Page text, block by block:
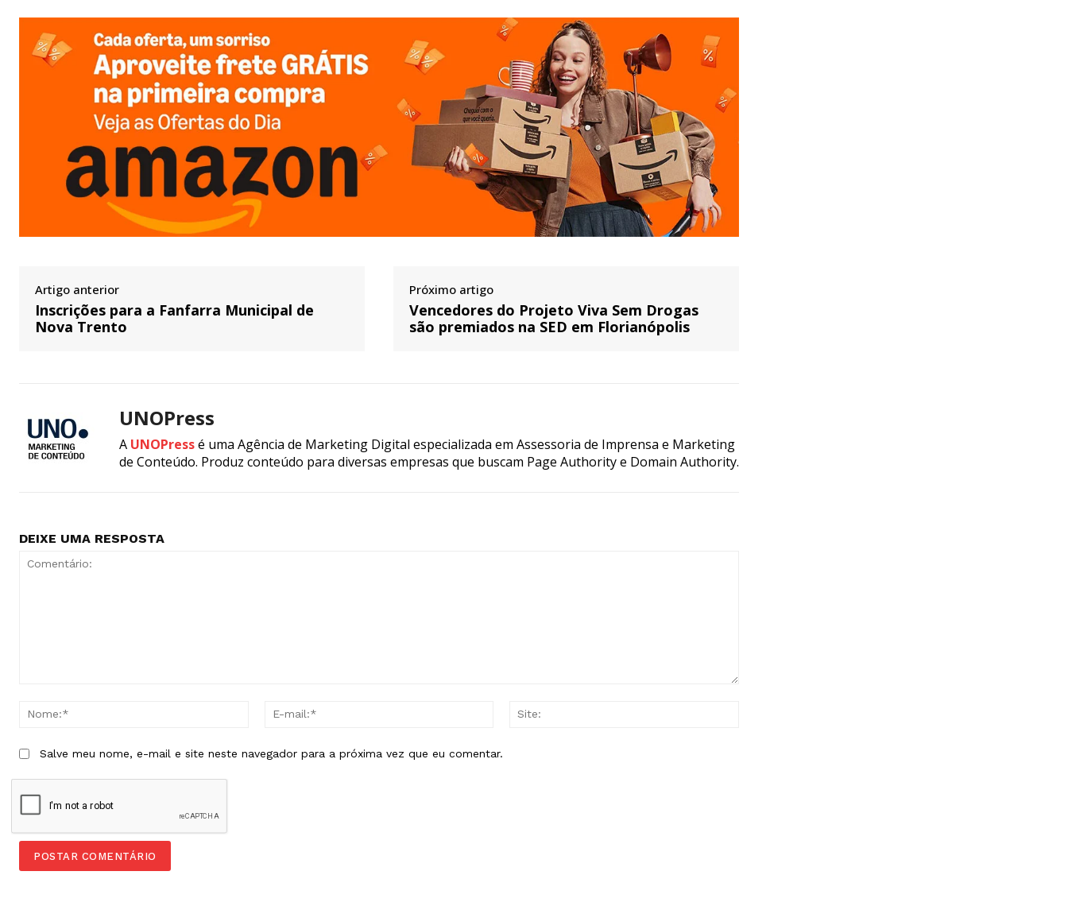
Artigo anterior
Inscrições para a Fanfarra Municipal de
Nova Trento
Próximo artigo
Vencedores do Projeto Viva Sem Drogas
são premiados na SED em Florianópolis
UNOPress
A UNOPressé uma Agência de Marketing Digital especializada em Assessoria de Imprensa e Marketing
de Conteúdo. Produz conteúdo para diversas empresas que buscam Page Authority e Domain Authority.
DEIXE UMA RESPOSTA
Nome:*
Salve meu nome, e-mail e site neste navegador para a próxima vez que eu comentar.